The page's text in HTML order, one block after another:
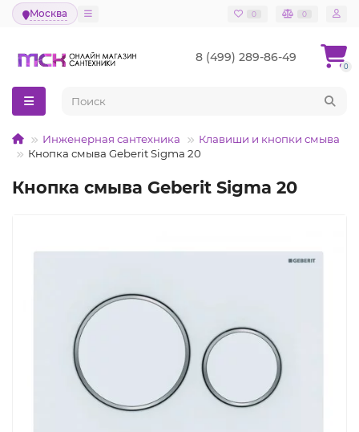
Москва 0 0
8 (499) 289-86-49
0
Инженерная сантехника
Клавиши и кнопки смыва
Кнопка смыва Geberit Sigma 20
Кнопка смыва Geberit Sigma 20